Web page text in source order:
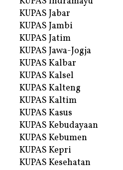
KUPAS Jabar
KUPAS Jambi
KUPAS Jatim
KUPAS Jawa-Jogja
KUPAS Kalbar
KUPAS Kalsel
KUPAS Kalteng
KUPAS Kaltim
KUPAS Kasus
KUPAS Kebudayaan
KUPAS Kebumen
KUPAS Kepri
KUPAS Kesehatan